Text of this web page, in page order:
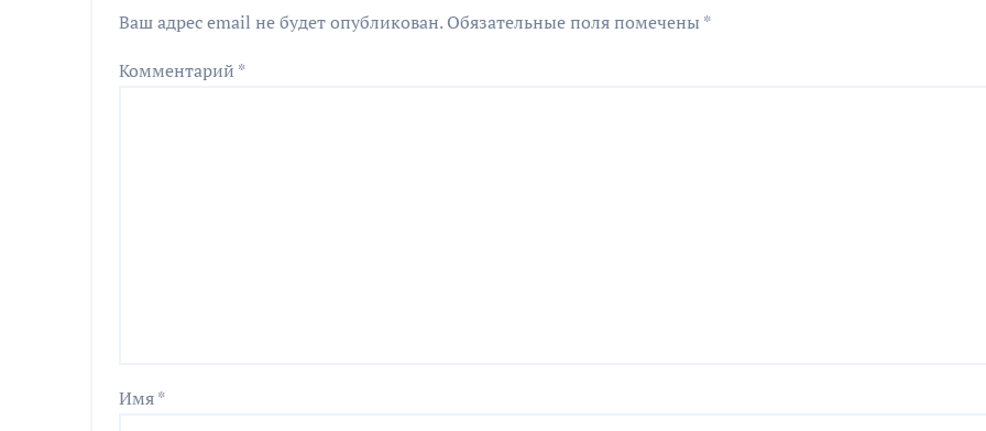
Ваш адрес email не будет опубликован. Обязательные поля помечены *
Комментарий *
Имя*